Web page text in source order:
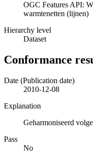
OGC Features API:
warmtenetten (lijnen)
Hierarchy level
Dataset
Conformance
Date (Publication date)
2010-12-08
Explanation
Geharmoniseerd
Pass
No